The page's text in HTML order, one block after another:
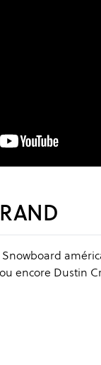
encore Dustin